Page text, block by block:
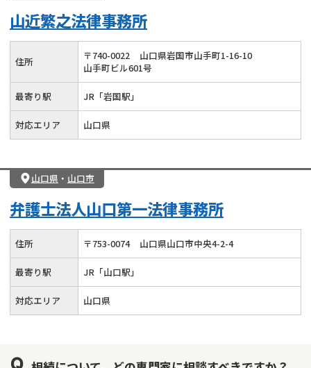
山近繁之法律事務所
住所 〒740-0022
山口県岩国市山手町1-16-10
山手町ビル601号
最寄り駅 JR「岩国駅」
対応エリア 山口県
山口県 ・ 山口市
弁護士法人山口第一法律事務所
住所 〒753-0074 山口県山口市中央4-2-4
最寄り駅 JR「山口駅」
対応エリア 山口県